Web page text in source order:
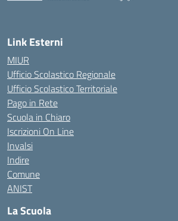
Link Esterni
MIUR
Ufficio Scolastico Regionale
Ufficio Scolastico Territoriale
Pago in Rete
Scuola in Chiaro
Iscrizioni On Line
Invalsi
Indire
Comune
ANIST
La Scuola